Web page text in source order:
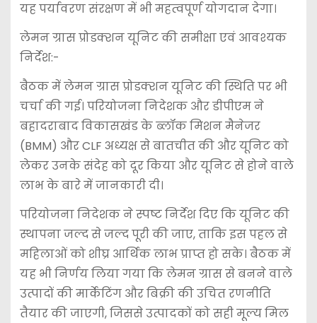
यह पर्यावरण संरक्षण में भी महत्वपूर्ण योगदान देगा।
लेमन ग्रास प्रोडक्शन यूनिट की समीक्षा एवं आवश्यक
निर्देश:-
बैठक में लेमन ग्रास प्रोडक्शन यूनिट की स्थिति पर भी
चर्चा की गई। परियोजना निदेशक और डीपीएम ने
बहादराबाद विकासखंड के ब्लॉक मिशन मैनेजर
(BMM) और CLF अध्यक्ष से बातचीत की और यूनिट को
लेकर उनके संदेह को दूर किया और यूनिट से होने वाले
लाभ के बारे में जानकारी दी।
परियोजना निदेशक ने स्पष्ट निर्देश दिए कि यूनिट की
स्थापना जल्द से जल्द पूरी की जाए, ताकि इस पहल से
महिलाओं को शीघ्र आर्थिक लाभ प्राप्त हो सके। बैठक में
यह भी निर्णय लिया गया कि लेमन ग्रास से बनने वाले
उत्पादों की मार्केटिंग और बिक्री की उचित रणनीति
तैयार की जाएगी, जिससे उत्पादकों को सही मूल्य मिल